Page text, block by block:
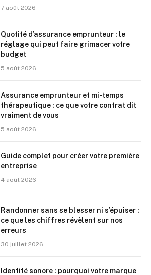
7 août 2026
Quotité d’assurance emprunteur : le
réglage qui peut faire grimacer votre
budget
5 août 2026
Assurance emprunteur et mi-temps
thérapeutique : ce que votre contrat dit
vraiment de vous
5 août 2026
Guide complet pour créer votre première
entreprise
4 août 2026
Randonner sans se blesser ni s’épuiser :
ce que les chiffres révèlent sur nos
erreurs
30 juillet 2026
Identité sonore : pourquoi votre marque